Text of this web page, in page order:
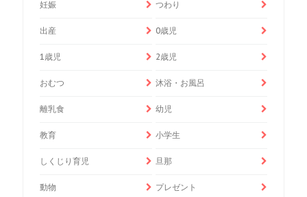
妊娠 つわり
出産 0歳児
1歳児 2歳児
おむつ 沐浴・お風呂
離乳食 幼児
教育 小学生
しくじり育児 旦那
動物 プレゼント